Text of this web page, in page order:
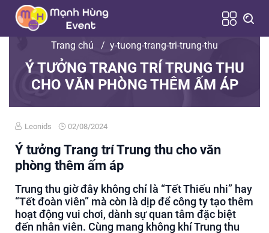
Trang chủ / y-tuong-trang-tri-trung-thu
Ý TƯỞNG TRANG TRÍ TRUNG THU
CHO VĂN PHÒNG THÊM ẤM ÁP
Leonids 02/08/2024
Ý tưởng Trang trí Trung thu cho văn
phòng thêm ấm áp
Trung thu giờ đây không chỉ là “Tết Thiếu nhi” hay
“Tết đoàn viên” mà còn là dịp để công ty tạo thêm
hoạt động vui chơi, dành sự quan tâm đặc biệt
đến nhân viên. Cùng mang không khí Trung thu